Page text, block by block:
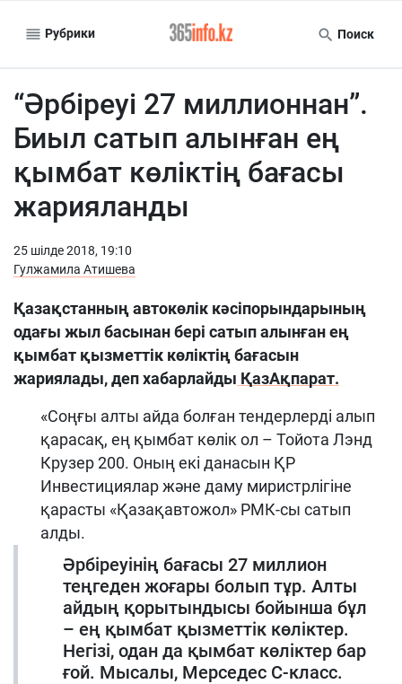
Рубрики Поиск
“Әрбіреуі 27 миллионнан”.
Биыл сатып алынған ең
қымбат көліктің бағасы
жарияланды
25 шiлде 2018, 19:10
Гулжамила Атишева
Қазақстанның автокөлік кәсіпорындарының
одағы жыл басынан бері сатып алынған ең
қымбат қызметтік көліктің бағасын
жариялады, деп xабарлайды ҚазАқпарат.
«Соңғы алты айда болған тендерлерді алып
қарасақ, ең қымбат көлік ол – Тойота Лэнд
Крузер 200. Оның екі данасын ҚР
Инвестициялар және даму миристрлігіне
қарасты «Қазақавтожол» РМК-сы сатып
алды.
Әрбіреуінің бағасы 27 миллион
теңгеден жоғары болып тұр. Алты
айдың қорытындысы бойынша бұл
– ең қымбат қызметтік көліктер.
Негізі, одан да қымбат көліктер бар
ғой. Мысалы, Мерседес С-класс.